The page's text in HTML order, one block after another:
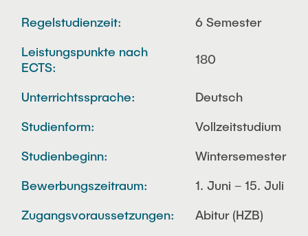
Regelstudienzeit:
6 Semester
Leistungspunkte nach
ECTS:
180
Unterrichtssprache:
Deutsch
Studienform:
Vollzeitstudium
Studienbeginn:
Wintersemester
Bewerbungszeitraum:
1. Juni – 15. Juli
Zugangsvoraussetzungen:
Abitur (HZB)